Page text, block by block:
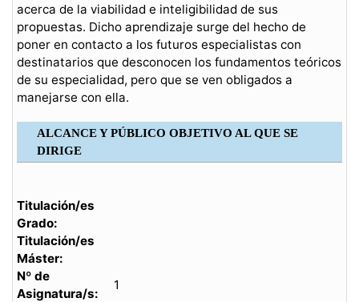
acerca de la viabilidad e inteligibilidad de sus
propuestas. Dicho aprendizaje surge del hecho de
poner en contacto a los futuros especialistas con
destinatarios que desconocen los fundamentos teóricos
de su especialidad, pero que se ven obligados a
manejarse con ella.
ALCANCE Y PÚBLICO OBJETIVO AL QUE SE
DIRIGE
Titulación/es
Grado:
Titulación/es
Máster:
Nº de
Asignatura/s:
1